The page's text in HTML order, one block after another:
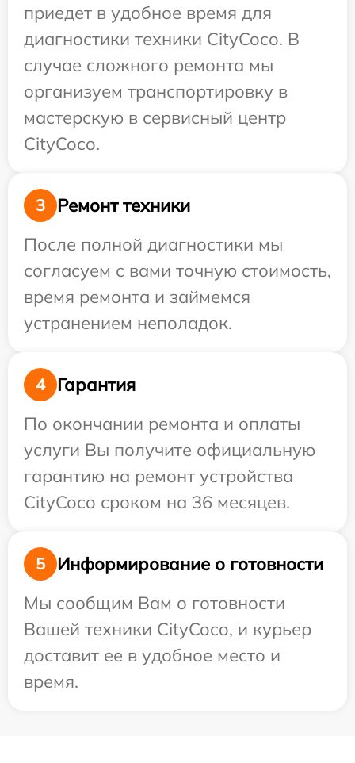
приедет в удобное время для
диагностики техники CityCoco. В
случае сложного ремонта мы
организуем транспортировку в
мастерскую в сервисный центр
CityCoco.
3
Ремонт техники
После полной диагностики мы
согласуем с вами точную стоимость,
время ремонта и займемся
устранением неполадок.
4
Гарантия
По окончании ремонта и оплаты
услуги Вы получите официальную
гарантию на ремонт устройства
CityCoco сроком на 36 месяцев.
5
Информирование о готовности
Мы сообщим Вам о готовности
Вашей техники CityCoco, и курьер
доставит ее в удобное место и
время.